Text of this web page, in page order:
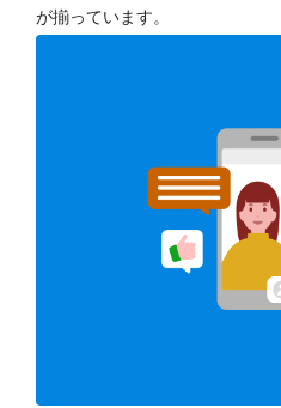
が揃っています。